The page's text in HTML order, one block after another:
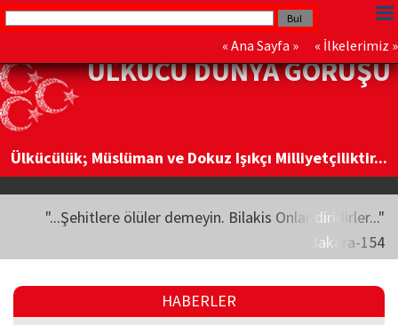
« Ana Sayfa » « İlkelerimiz »
ÜLKÜCÜ DÜNYA GÖRÜŞÜ
Ülkücülük; Müslüman ve Dokuz Işıkçı Milliyetçiliktir...
"...Şehitlere ölüler demeyin. Bilakis Onlar diridirler..."
Bakara-154
HABERLER